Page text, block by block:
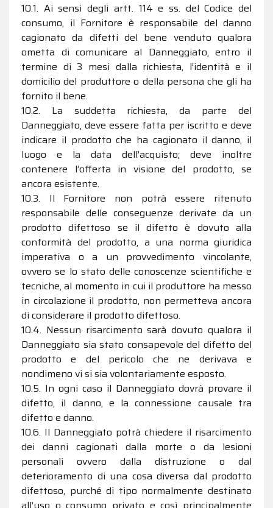
10.1. Ai sensi degli artt. 114 e ss. del Codice del
consumo, il Fornitore è responsabile del danno
cagionato da difetti del bene venduto qualora
ometta di comunicare al Danneggiato, entro il
termine di 3 mesi dalla richiesta, l’identità e il
domicilio del produttore o della persona che gli ha
fornito il bene.
10.2. La suddetta richiesta, da parte del
Danneggiato, deve essere fatta per iscritto e deve
indicare il prodotto che ha cagionato il danno, il
luogo e la data dell’acquisto; deve inoltre
contenere l’offerta in visione del prodotto, se
ancora esistente.
10.3. Il Fornitore non potrà essere ritenuto
responsabile delle conseguenze derivate da un
prodotto difettoso se il difetto è dovuto alla
conformità del prodotto, a una norma giuridica
imperativa o a un provvedimento vincolante,
ovvero se lo stato delle conoscenze scientifiche e
tecniche, al momento in cui il produttore ha messo
in circolazione il prodotto, non permetteva ancora
di considerare il prodotto difettoso.
10.4. Nessun risarcimento sarà dovuto qualora il
Danneggiato sia stato consapevole del difetto del
prodotto e del pericolo che ne derivava e
nondimeno vi si sia volontariamente esposto.
10.5. In ogni caso il Danneggiato dovrà provare il
difetto, il danno, e la connessione causale tra
difetto e danno.
10.6. Il Danneggiato potrà chiedere il risarcimento
dei danni cagionati dalla morte o da lesioni
personali ovvero dalla distruzione o dal
deterioramento di una cosa diversa dal prodotto
difettoso, purché di tipo normalmente destinato